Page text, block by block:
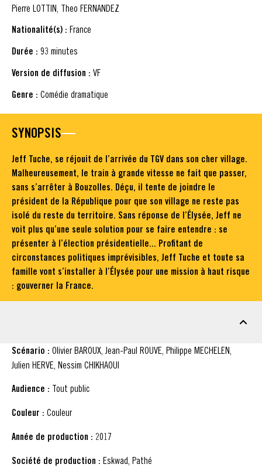
Pierre LOTTIN, Theo FERNANDEZ
Nationalité(s) : France
Durée : 93 minutes
Version de diffusion : VF
Genre : Comédie dramatique
SYNOPSIS
Jeff Tuche, se réjouit de l’arrivée du TGV dans son cher village.
Malheureusement, le train à grande vitesse ne fait que passer,
sans s’arrêter à Bouzolles. Déçu, il tente de joindre le
président de la République pour que son village ne reste pas
isolé du reste du territoire. Sans réponse de l’Élysée, Jeff ne
voit plus qu’une seule solution pour se faire entendre : se
présenter à l’élection présidentielle... Profitant de
circonstances politiques imprévisibles, Jeff Tuche et toute sa
famille vont s’installer à l’Élysée pour une mission à haut risque
: gouverner la France.
Scénario : Olivier BAROUX, Jean-Paul ROUVE, Philippe MECHELEN,
Julien HERVE, Nessim CHIKHAOUI
Audience : Tout public
Couleur : Couleur
Année de production : 2017
Société de production : Eskwad, Pathé